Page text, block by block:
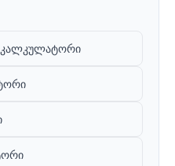
კალკულატორი